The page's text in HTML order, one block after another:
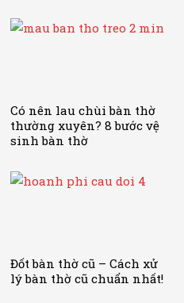
Có nên lau chùi bàn thờ
thường xuyên? 8 bước vệ
sinh bàn thờ
Đốt bàn thờ cũ – Cách xử
lý bàn thờ cũ chuẩn nhất!